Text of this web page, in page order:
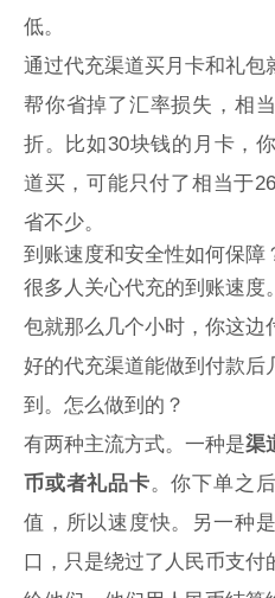
低。
通过代充渠道买月卡和礼包
帮你省掉了汇率损失，相
折。比如30块钱的月卡，
道买，可能只付了相当于
省不少。
到账速度和安全性如何保障
很多人关心代充的到账速度
包就那么几个小时，你这边
好的代充渠道能做到付款后
到。怎么做到的？
有两种主流方式。一种是渠
币或者礼品卡。你下单之
值，所以速度快。另一种
口，只是绕过了人民币支付